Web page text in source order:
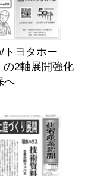
トヨタホー
の2軸展開強化
へ